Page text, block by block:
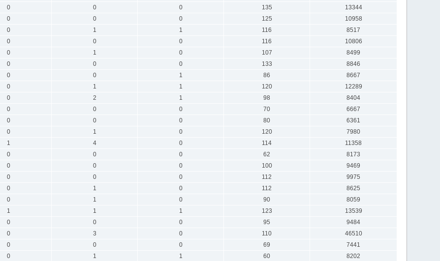
0 0 0 135
13344
0 0 0 125
10958
0 1 1 116
8517
0 0 0 116
10806
0 1 0 107
8499
0 0 0 133
8846
0 0 1 86
8667
0 1 1 120
12289
0 2 1 98
8404
0 0 0 70
6667
0 0 0 80
6361
0 1 0 120
7980
1 4 0 114
11358
0 0 0 62
8173
0 0 0 100
9469
0 0 0 112
9975
0 1 0 112
8625
0 1 0 90
8059
1 1 1 123
13539
0 0 0 95
9484
0 3 0 110
46510
0 0 0 69
7441
0 1 1 60 8202